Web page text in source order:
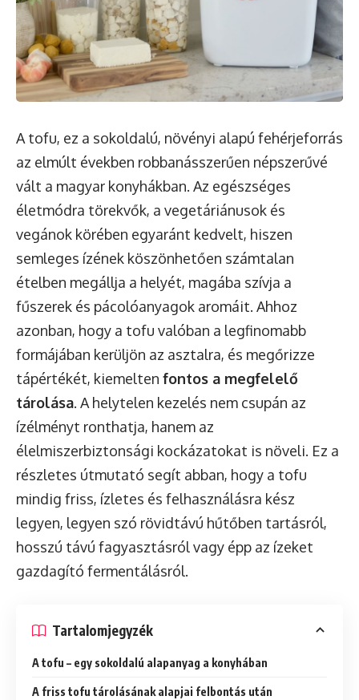
A tofu, ez a sokoldalú, növényi alapú fehérjeforrás
az elmúlt években robbanásszerűen népszerűvé
vált a magyar konyhákban. Az egészséges
életmódra törekvők, a vegetáriánusok és
vegánok körében egyaránt kedvelt, hiszen
semleges ízének köszönhetően számtalan
ételben megállja a helyét, magába szívja a
fűszerek és pácolóanyagok aromáit. Ahhoz
azonban, hogy a tofu valóban a legfinomabb
formájában kerüljön az asztalra, és megőrizze
tápértékét, kiemelten fontos a megfelelő
tárolása. A helytelen kezelés nem csupán az
ízélményt ronthatja, hanem az
élelmiszerbiztonsági kockázatokat is növeli. Ez a
részletes útmutató segít abban, hogy a tofu
mindig friss, ízletes és felhasználásra kész
legyen, legyen szó rövidtávú hűtőben tartásról,
hosszú távú fagyasztásról vagy épp az ízeket
gazdagító fermentálásról.
Tartalomjegyzék
A tofu – egy sokoldalú alapanyag a konyhában
A friss tofu tárolásának alapjai felbontás után